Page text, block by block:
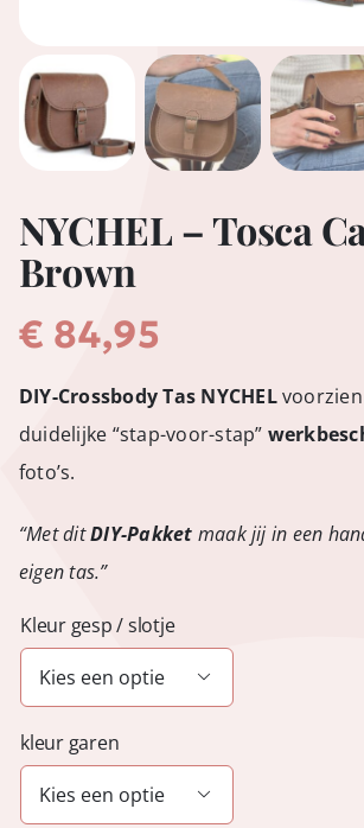
NYCHEL – Tosca
Brown
€ 84,95
DIY-Crossbody Tas NYCHEL
duidelijke “stap-voor-stap”
foto’s.
“Met ditDIY-Pakket maak jij in een
eigen tas.”
Kleur gesp / slotje

kleur garen
